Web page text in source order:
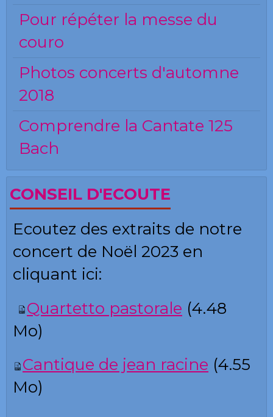
Pour répéter la messe du
couro
Photos concerts d'automne
2018
Comprendre la Cantate 125
Bach
CONSEIL D'ECOUTE
Ecoutez des extraits de notre
concert de Noël 2023 en
cliquant ici:
Quartetto pastorale (4.48
Mo)
Cantique de jean racine (4.55
Mo)